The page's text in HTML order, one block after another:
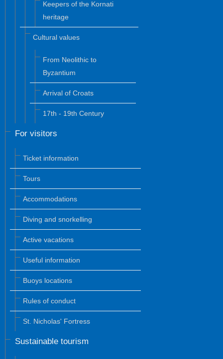
Keepers of the Kornati
heritage
Cultural values
From Neolithic to
Byzantium
Arrival of Croats
17th - 19th Century
For visitors
Ticket information
Tours
Accommodations
Diving and snorkelling
Active vacations
Useful information
Buoys locations
Rules of conduct
St. Nicholas' Fortress
Sustainable tourism